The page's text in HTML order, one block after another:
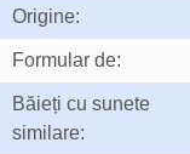
Origine:
Formular de:
Băieți cu sunete
similare: